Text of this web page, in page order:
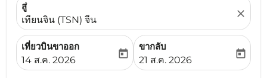
สู่
เทียนจิน (TSN) จีน
close
เที่ยวบินขาออก
fc-booking-departure-date-aria-label
14 ส.ค. 2026
today
ขากลับ
fc-booking-return-date-
21 ส.ค. 2026
today